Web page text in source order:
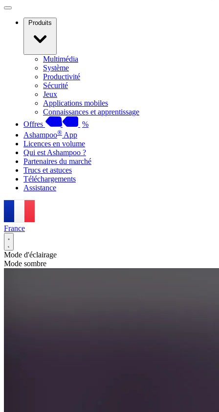
Produits
Multimédia
Système
Productivité
Sécurité
Jeux
Applications mobiles
Connaissances et apprentissage
Offres
%
Ashampoo® App
Licences en volume
Qui est Ashampoo ?
Partenaires du marché
Trucs et astuces
Téléchargements
Assistance
France
Mode d'éclairage
Mode sombre